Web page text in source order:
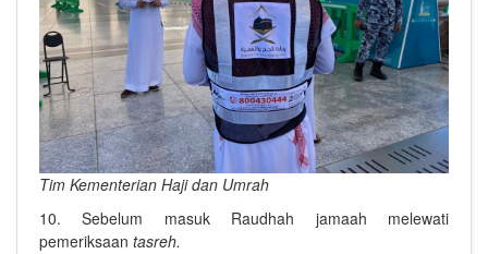
Tim Kementerian Haji dan Umrah
10. Sebelum masuk Raudhah jamaah melewati
pemeriksaan tasreh.